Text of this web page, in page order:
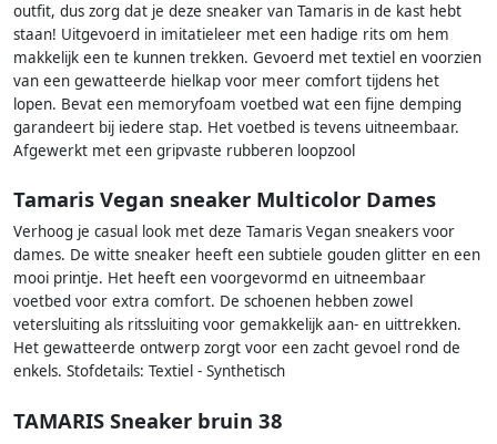
outfit, dus zorg dat je deze sneaker van Tamaris in de kast hebt
staan! Uitgevoerd in imitatieleer met een hadige rits om hem
makkelijk een te kunnen trekken. Gevoerd met textiel en voorzien
van een gewatteerde hielkap voor meer comfort tijdens het
lopen. Bevat een memoryfoam voetbed wat een fijne demping
garandeert bij iedere stap. Het voetbed is tevens uitneembaar.
Afgewerkt met een gripvaste rubberen loopzool
Tamaris Vegan sneaker Multicolor Dames
Verhoog je casual look met deze Tamaris Vegan sneakers voor
dames. De witte sneaker heeft een subtiele gouden glitter en een
mooi printje. Het heeft een voorgevormd en uitneembaar
voetbed voor extra comfort. De schoenen hebben zowel
vetersluiting als ritssluiting voor gemakkelijk aan- en uittrekken.
Het gewatteerde ontwerp zorgt voor een zacht gevoel rond de
enkels. Stofdetails: Textiel - Synthetisch
TAMARIS Sneaker bruin 38